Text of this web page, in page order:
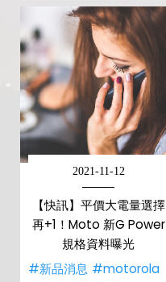
2021-11-12
【快訊】平價大電量選擇
再+1！Moto 新G Power
規格資料曝光
#新品消息 #motorola